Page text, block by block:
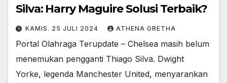
Silva: Harry Maguire Solusi Terbaik?
KAMIS. 25 JULI 2024 ATHENA GRETHA
Portal Olahraga Terupdate – Chelsea masih belum
menemukan pengganti Thiago Silva. Dwight
Yorke, legenda Manchester United, menyarankan